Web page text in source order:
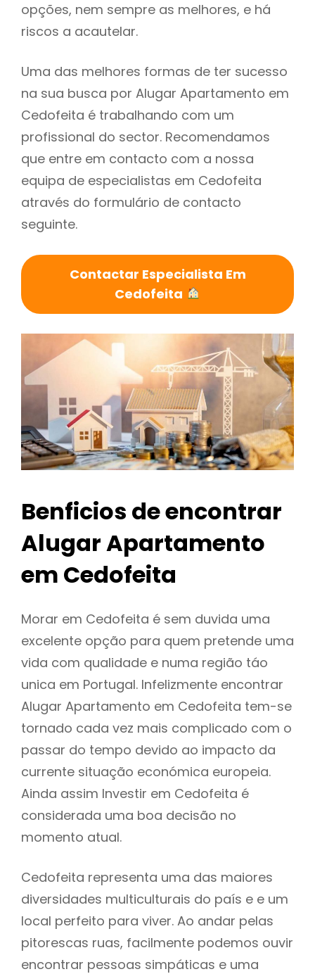
opções, nem sempre as melhores, e há
riscos a acautelar.
Uma das melhores formas de ter sucesso
na sua busca por Alugar Apartamento em
Cedofeita é trabalhando com um
profissional do sector. Recomendamos
que entre em contacto com a nossa
equipa de especialistas em Cedofeita
através do formulário de contacto
seguinte.
Contactar Especialista Em
Cedofeita
Benficios de encontrar
Alugar Apartamento
em Cedofeita
Morar em Cedofeita é sem duvida uma
excelente opção para quem pretende uma
vida com qualidade e numa região táo
unica em Portugal. Infelizmente encontrar
Alugar Apartamento em Cedofeita tem-se
tornado cada vez mais complicado com o
passar do tempo devido ao impacto da
currente situação económica europeia.
Ainda assim Investir em Cedofeita é
considerada uma boa decisão no
momento atual.
Cedofeita representa uma das maiores
diversidades multiculturais do país e e um
local perfeito para viver. Ao andar pelas
pitorescas ruas, facilmente podemos ouvir
encontrar pessoas simpáticas e uma